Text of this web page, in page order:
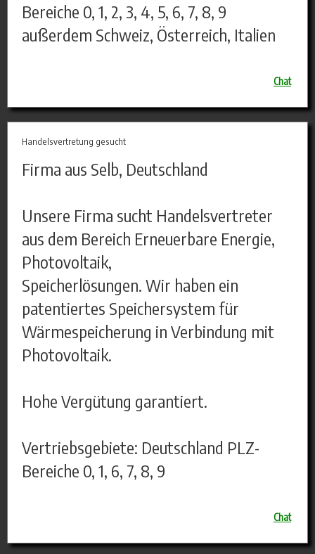
Bereiche 0, 1, 2, 3, 4, 5, 6, 7, 8, 9
außerdem Schweiz, Österreich, Italien
Chat
Handelsvertretung gesucht
Firma aus Selb, Deutschland
Unsere Firma sucht Handelsvertreter
aus dem Bereich Erneuerbare Energie,
Photovoltaik,
Speicherlösungen. Wir haben ein
patentiertes Speichersystem für
Wärmespeicherung in Verbindung mit
Photovoltaik.
Hohe Vergütung garantiert.
Vertriebsgebiete: Deutschland PLZ-
Bereiche 0, 1, 6, 7, 8, 9
Chat